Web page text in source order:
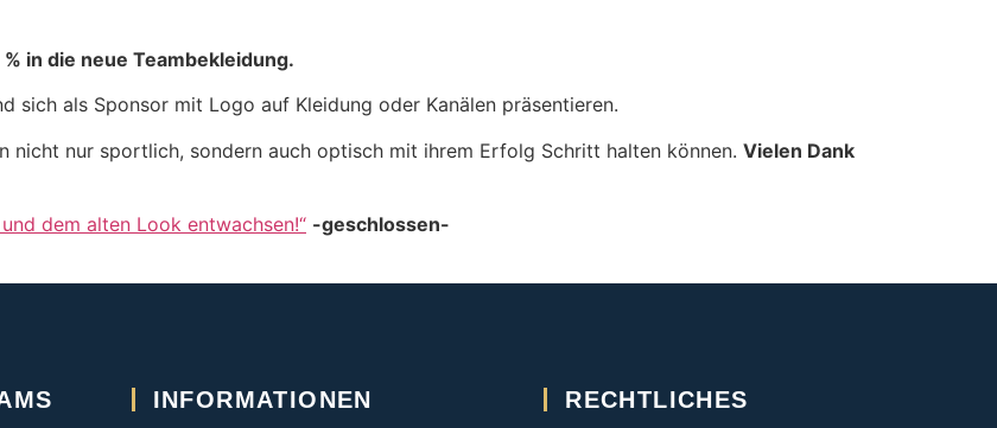
in die neue Teambekleidung.
sich als Sponsor mit Logo auf Kleidung oder Kanälen präsentieren.
nicht nur sportlich, sondern auch optisch mit ihrem Erfolg Schritt halten können. Vielen Dank
dem alten Look entwachsen!“ -geschlossen-
INFORMATIONEN RECHTLICHES